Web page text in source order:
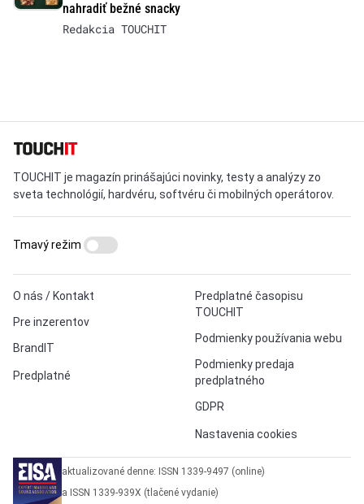
nahradiť bežné snacky
Redakcia TOUCHIT
TOUCHIT je magazín prinášajúci novinky, testy a analýzy zo
sveta technológií, hardvéru, softvéru či mobilných operátorov.
O nás / Kontakt
Pre inzerentov
BrandIT
Predplatné
Predplatné časopisu
TOUCHIT
Podmienky používania webu
Podmienky predaja
predplatného
GDPR
Nastavenia cookies
Tmavý režim
aktualizované denne: ISSN 1339-9497 (online)
a ISSN 1339-939X (tlačené vydanie)